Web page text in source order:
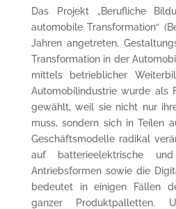
Das Projekt „Berufliche
automobile Transformation“
Jahren angetreten,
Transformation in der
mittels betrieblicher
Automobilindustrie wurde als
gewählt, weil sie nicht nur
muss, sondern sich in Teilen
Geschäftsmodelle radikal
auf batterieelektrische
Antriebsformen sowie die
bedeutet in einigen Fällen
ganzer Produktpalletten.